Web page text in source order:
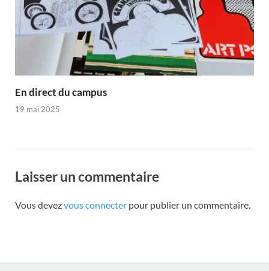
En direct du campus
19 mai 2025
Laisser un commentaire
Vous devezvous connecter pour publier un commentaire.